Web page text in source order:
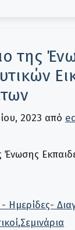
της
2023 από
Ένωσης
- Ημερίδες-
,Σεμινάρια